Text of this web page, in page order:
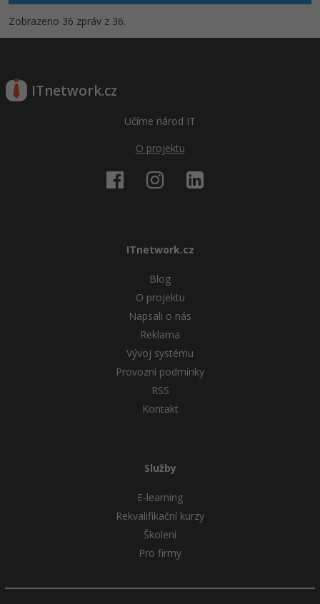
Zobrazeno 36 zpráv z 36.
ITnetwork.cz
Učíme národ IT
O projektu
ITnetwork.cz
Blog
O projektu
Napsali o nás
Reklama
Vývoj systému
Provozní podmínky
RSS
Kontakt
Služby
E-learning
Rekvalifikační kurzy
Školení
Pro firmy